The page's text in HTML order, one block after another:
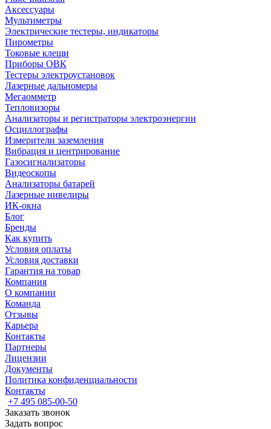
Аксессуары
Мультиметры
Электрические тестеры, индикаторы
Пирометры
Токовые клещи
Приборы ОВК
Тестеры электроустановок
Лазерные дальномеры
Мегаомметр
Тепловизоры
Анализаторы и регистраторы электроэнергии
Осциллографы
Измерители заземления
Вибрация и центрирование
Газосигнализаторы
Видеоскопы
Анализаторы батарей
Лазерные нивелиры
ИК-окна
Блог
Бренды
Как купить
Условия оплаты
Условия доставки
Гарантия на товар
Компания
О компании
Команда
Отзывы
Карьера
Контакты
Партнеры
Лицензии
Документы
Политика конфиденциальности
Контакты
+7 495 085-00-50
Заказать звонок
Задать вопрос